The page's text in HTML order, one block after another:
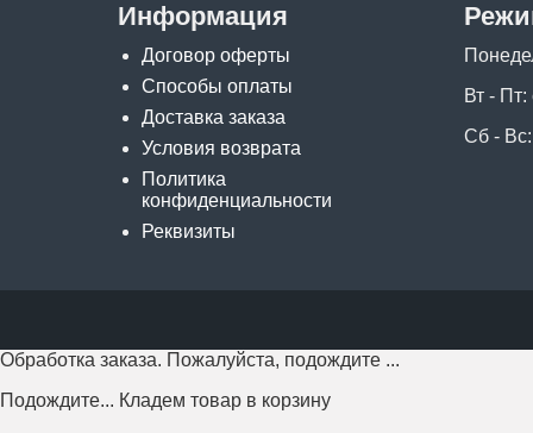
Информация
Договор оферты
Способы оплаты
Доставка заказа
Условия возврата
Политика
конфиденциальности
Реквизиты
Вт -
Сб -
Обработка заказа. Пожалуйста, подождите ...
Подождите... Кладем товар в корзину